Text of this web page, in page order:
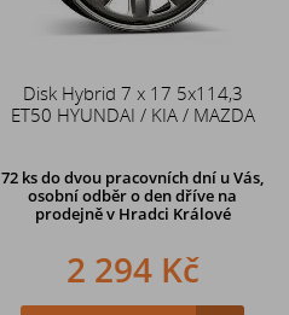
Disk Hybrid 7 x 17 5x114,3
ET50 HYUNDAI / KIA / MAZDA
72 ksdo dvou pracovních dní u Vás,
osobní odběr o den dříve na
prodejně v Hradci Králové
2 294 Kč